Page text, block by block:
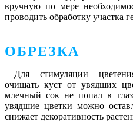
вручную по мере
проводить обработку участка
ОБРЕЗКА
Для стимуляции
очищать куст от увядших
млечный сок не попал в
увядшие цветки можно
снижает декоративность